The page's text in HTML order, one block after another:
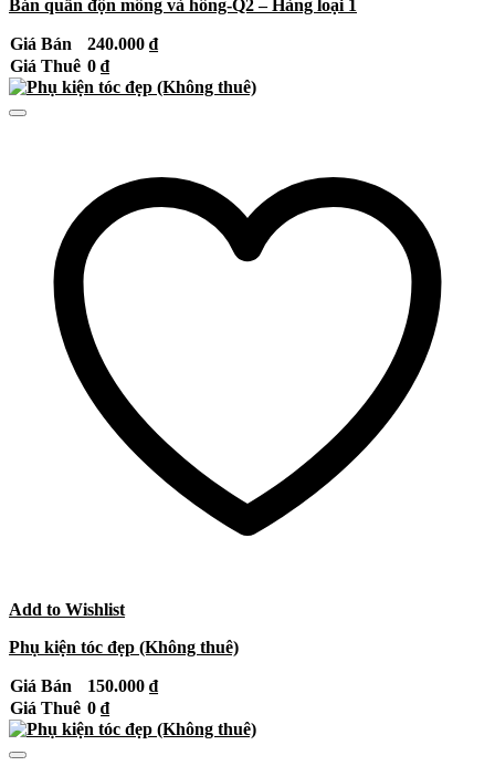
Bán quần độn mông và hông-Q2 – Hàng loại 1
Giá Bán 240.000 ₫
Giá Thuê 0 ₫
Add to Wishlist
Phụ kiện tóc đẹp (Không thuê)
Giá Bán 150.000 ₫
Giá Thuê 0 ₫